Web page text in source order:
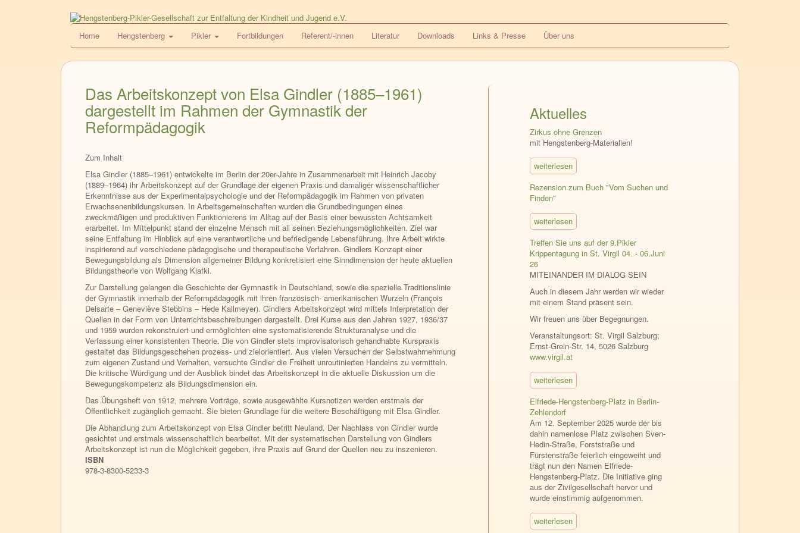
HPG
Home Hengstenberg Pikler Fortbildungen Referent/-innen Literatur Downloads Links & Presse Über uns
Das Arbeitskonzept von Elsa Gindler (1885–1961)
dargestellt im Rahmen der Gymnastik der
Reformpädagogik
Zum Inhalt
Elsa Gindler (1885–1961) entwickelte im Berlin der 20er-Jahre in Zusammenarbeit mit Heinrich Jacoby
(1889–1964) ihr Arbeitskonzept auf der Grundlage der eigenen Praxis und damaliger wissenschaftlicher
Erkenntnisse aus der Experimentalpsychologie und der Reformpädagogik im Rahmen von privaten
Erwachsenenbildungskursen. In Arbeits­gemein­schaften wurden die Grundbedingungen eines
zweckmäßigen und produktiven Funktionierens im Alltag auf der Basis einer bewussten Achtsamkeit
erarbeitet. Im Mittelpunkt stand der einzelne Mensch mit all seinen Beziehungsmöglichkeiten. Ziel war
seine Entfaltung im Hinblick auf eine verantwortliche und befriedigende Lebensführung. Ihre Arbeit wirkte
inspirierend auf verschiedene pädagogische und therapeutische Verfahren. Gindlers Konzept einer
Bewegungsbildung als Dimension allgemeiner Bildung konkretisiert eine Sinndimension der heute aktuellen
Bildungs­theorie von Wolfgang Klafki.
Zur Darstellung gelangen die Geschichte der Gymnastik in Deutschland, sowie die spezielle Traditionslinie
der Gymnastik innerhalb der Reform­pädagogik mit ihren französisch- amerikanischen Wurzeln (François
Delsarte – Geneviève Stebbins – Hede Kallmeyer). Gindlers Arbeits­konzept wird mittels Interpretation der
Quellen in der Form von Unter­richts­beschreibungen dargestellt. Drei Kurse aus den Jahren 1927, 1936/37
und 1959 wurden rekonstruiert und ermöglichten eine systematisierende Strukturanalyse und die
Verfassung einer konsistenten Theorie. Die von Gindler stets improvisatorisch gehandhabte Kurspraxis
gestaltet das Bildungsgeschehen prozess- und zielorientiert. Aus vielen Versuchen der Selbstwahrnehmung
zum eigenen Zustand und Verhalten, versuchte Gindler die Freiheit unroutinierten Handelns zu vermitteln.
Die kritische Würdigung und der Ausblick bindet das Arbeitskonzept in die aktuelle Diskussion um die
Bewegungskompetenz als Bildungsdimension ein.
Das Übungsheft von 1912, mehrere Vorträge, sowie ausgewählte Kurs­notizen werden erstmals der
Öffentlichkeit zugänglich gemacht. Sie bieten Grundlage für die weitere Beschäftigung mit Elsa Gindler.
Die Abhandlung zum Arbeitskonzept von Elsa Gindler betritt Neuland. Der Nachlass von Gindler wurde
gesichtet und erstmals wissenschaftlich bearbeitet. Mit der systematischen Darstellung von Gindlers
Arbeits­konzept ist nun die Möglichkeit gegeben, ihre Praxis auf Grund der Quellen neu zu inszenieren.
ISBN
978-3-8300-5233-3
Aktuelles
Zirkus ohne Grenzen
mit Hengstenberg-Materialien!
weiterlesen
Rezension zum Buch "Vom Suchen und
Finden"
weiterlesen
Treffen Sie uns auf der 9.Pikler
Krippentagung in St. Virgil 04. - 06.Juni
26
MITEINANDER IM DIALOG SEIN
Auch in diesem Jahr werden wir wieder
mit einem Stand präsent sein.
Wir freuen uns über Begegnungen.
Veranstaltungsort: St. Virgil Salzburg;
Ernst-Grein-Str. 14, 5026 Salzburg
www.virgil.at
weiterlesen
Elfriede-Hengstenberg-Platz in Berlin-
Zehlendorf
Am 12. September 2025 wurde der bis
dahin namenlose Platz zwischen Sven-
Hedin-Straße, Forststraße und
Fürstenstraße feierlich eingeweiht und
trägt nun den Namen Elfriede-
Hengstenberg-Platz. Die Initiative ging
aus der Zivilgesellschaft hervor und
wurde einstimmig aufgenommen.
weiterlesen